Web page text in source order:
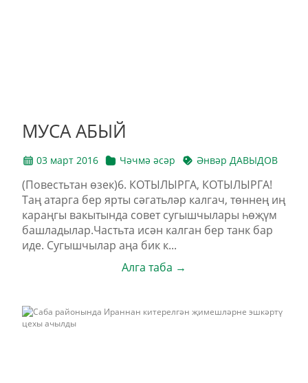
МУСА АБЫЙ
03 март 2016 Чәчмә әсәр Әнвәр ДАВЫДОВ
(Повестьтан өзек)6. КОТЫЛЫРГА, КОТЫЛЫРГА!
Таң атарга бер ярты сәгатьләр калгач, төннең иң
караңгы вакытында совет сугышчылары һөҗүм
башладылар.Частьта исән калган бер танк бар
иде. Сугышчылар аңа бик к...
Алга таба →